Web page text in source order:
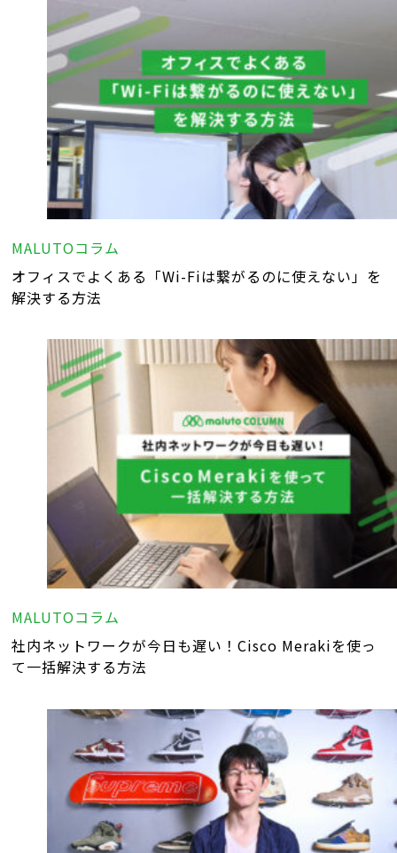
MALUTOコラム
オフィスでよくある「Wi-Fiは繋がるのに使えない」を
解決する方法
MALUTOコラム
社内ネットワークが今日も遅い！Cisco Merakiを使っ
て一括解決する方法